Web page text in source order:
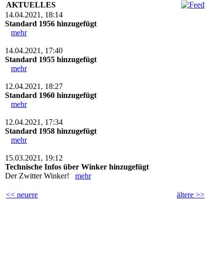
AKTUELLES
14.04.2021, 18:14
Standard 1956 hinzugefügt
mehr
14.04.2021, 17:40
Standard 1955 hinzugefügt
mehr
12.04.2021, 18:27
Standard 1960 hinzugefügt
mehr
12.04.2021, 17:34
Standard 1958 hinzugefügt
mehr
15.03.2021, 19:12
Technische Infos über Winker hinzugefügt
Der Zwitter Winker! mehr
<< neuere ältere >>